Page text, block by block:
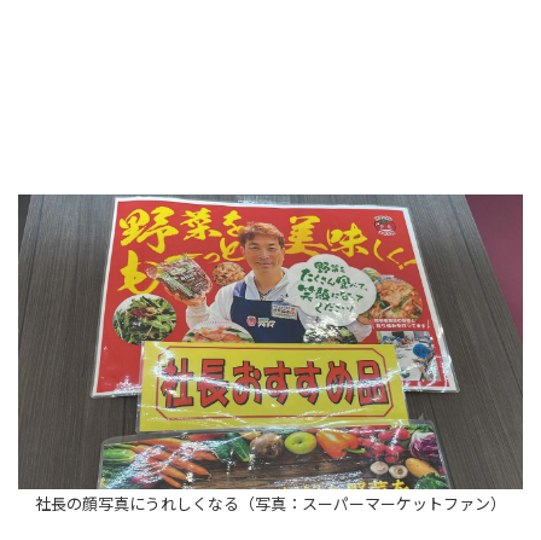
社長の顔写真にうれしくなる（写真：スーパーマーケットファン）